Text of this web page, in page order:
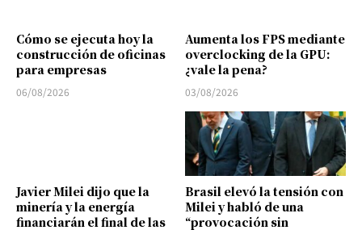
Cómo se ejecuta hoy la
construcción de oficinas
para empresas
06/08/2026
Aumenta los FPS mediante
overclocking de la GPU:
¿vale la pena?
03/08/2026
Javier Milei dijo que la
minería y la energía
financiarán el final de las
Brasil elevó la tensión con
Milei y habló de una
“provocación sin